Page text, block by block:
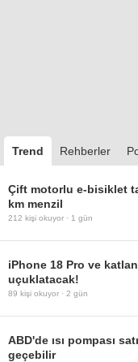
Trend Rehberler
Çift motorlu e-bisiklet
km menzil
212 kişi okuyor · 1 gün
iPhone 18 Pro ve
uçuklatacak!
89 kişi okuyor · 2 gün
ABD'de ısı pompası
geçebilir